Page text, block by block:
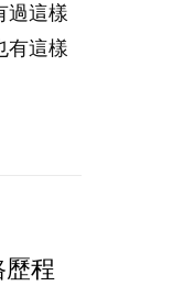
過這樣
有這樣
程